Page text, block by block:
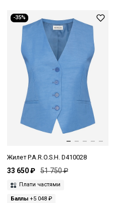
-35%
Жилет P.A.R.O.S.H. D410028
33 650 ₽ 51 750 ₽
Плати частями
Баллы +5 048 ₽